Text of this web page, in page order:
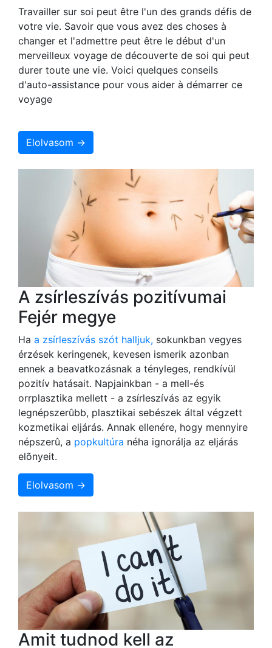
Travailler sur soi peut être l'un des grands défis de
votre vie. Savoir que vous avez des choses à
changer et l'admettre peut être le début d'un
merveilleux voyage de découverte de soi qui peut
durer toute une vie. Voici quelques conseils
d'auto-assistance pour vous aider à démarrer ce
voyage
Elolvasom →
A zsírleszívás pozitívumai
Fejér megye
Ha a zsírleszívás szót halljuk, sokunkban vegyes
érzések keringenek, kevesen ismerik azonban
ennek a beavatkozásnak a tényleges, rendkívül
pozitív hatásait. Napjainkban - a mell-és
orrplasztika mellett - a zsírleszívás az egyik
legnépszerûbb, plasztikai sebészek által végzett
kozmetikai eljárás. Annak ellenére, hogy mennyire
népszerû, a popkultúra néha ignorálja az eljárás
elõnyeit.
Elolvasom →
Amit tudnod kell az